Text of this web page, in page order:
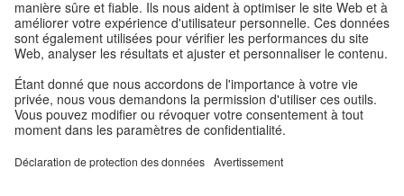
Musique Soccer Film
Allemand(gne)
Pour les profs
À propos